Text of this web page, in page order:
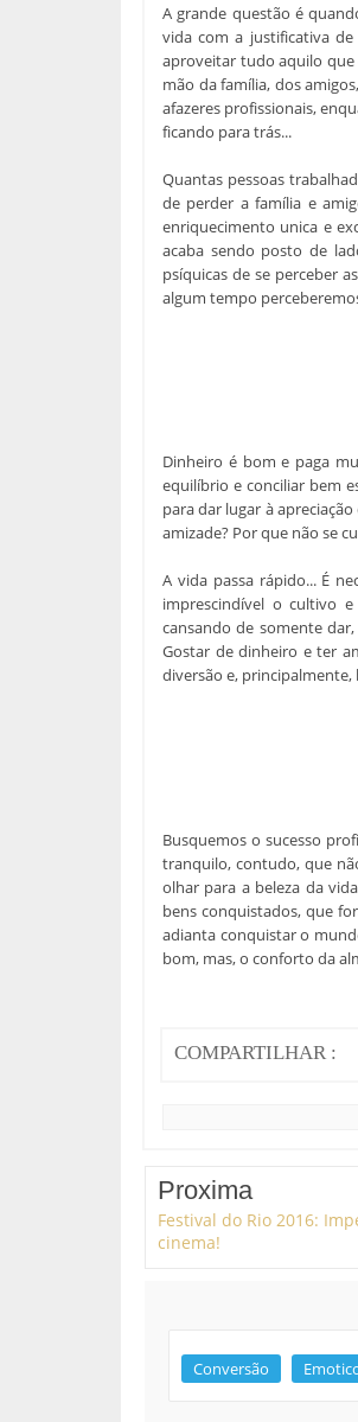
A grande questão é
vida com a justificativa
aproveitar tudo aquilo que
mão da família, dos
afazeres profissionais,
ficando para trás...
Quantas pessoas
de perder a família e
enriquecimento unica e
acaba sendo posto de
psíquicas de se perceber
algum tempo
Dinheiro é bom e paga
equilíbrio e conciliar bem
para dar lugar à
amizade? Por que não se
A vida passa rápido... É
imprescindível o cultivo
cansando de somente
Gostar de dinheiro e ter
diversão e,
Busquemos o sucesso
tranquilo, contudo, que
olhar para a beleza da
bens conquistados, que
adianta conquistar o
bom, mas, o conforto da
COMPARTILHAR :
Proxima
Festival do Rio 2016:
cinema!
Conversão